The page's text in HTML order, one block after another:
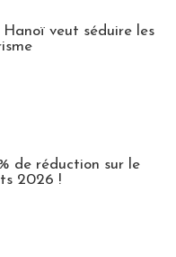
veut séduire les
de réduction sur le
2026 !